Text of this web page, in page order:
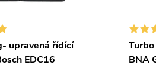
upravená řídící
EDC16
BNA